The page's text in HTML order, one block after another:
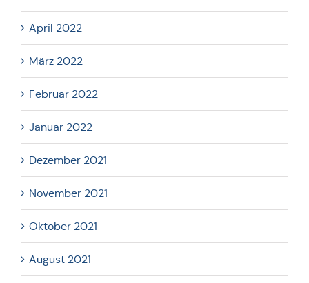
April 2022
März 2022
Februar 2022
Januar 2022
Dezember 2021
November 2021
Oktober 2021
August 2021